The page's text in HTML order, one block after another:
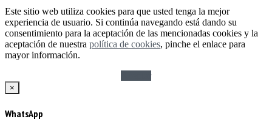
Este sitio web utiliza cookies para que usted tenga la mejor
experiencia de usuario. Si continúa navegando está dando su
consentimiento para la aceptación de las mencionadas cookies y la
aceptación de nuestra política de cookies, pinche el enlace para
mayor información.
×
WhatsApp